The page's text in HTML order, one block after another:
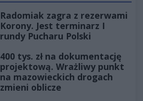
Radomiak zagra z rezerwami
Korony. Jest terminarz I
rundy Pucharu Polski
400 tys. zł na dokumentację
projektową. Wrażliwy punkt
na mazowieckich drogach
zmieni oblicze